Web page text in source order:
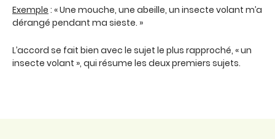
Exemple : « Une mouche, une abeille, un insecte volant m’a
dérangé pendant ma sieste. »
L’accord se fait bien avec le sujet le plus rapproché, « un
insecte volant », qui résume les deux premiers sujets.